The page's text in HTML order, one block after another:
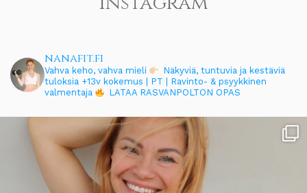
nanafit.fi
Vahva keho, vahva mieli
Näkyviä, tuntuvia ja kestäviä
tuloksia +13v kokemus | PT | Ravinto- & psyykkinen
valmentaja
LATAA RASVANPOLTON OPAS